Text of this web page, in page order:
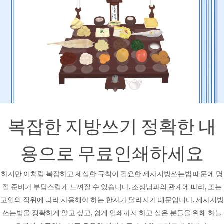
복잡한 지방쓰기 정확한 내
용으로 무료인쇄하세요
하지만 이처럼 복잡하고 세심한 규칙이 필요한 제사지방쓰는법 때문에 명
절 준비가 부담스럽게 느껴질 수 있습니다. 조상님과의 관계에 따라, 또는
고인의 직위에 따라 사용해야 하는 한자가 달라지기 때문입니다. 제사지방
쓰는법을 정확하게 알고 싶고, 쉽게 인쇄까지 하고 싶은 분들을 위해 하늘